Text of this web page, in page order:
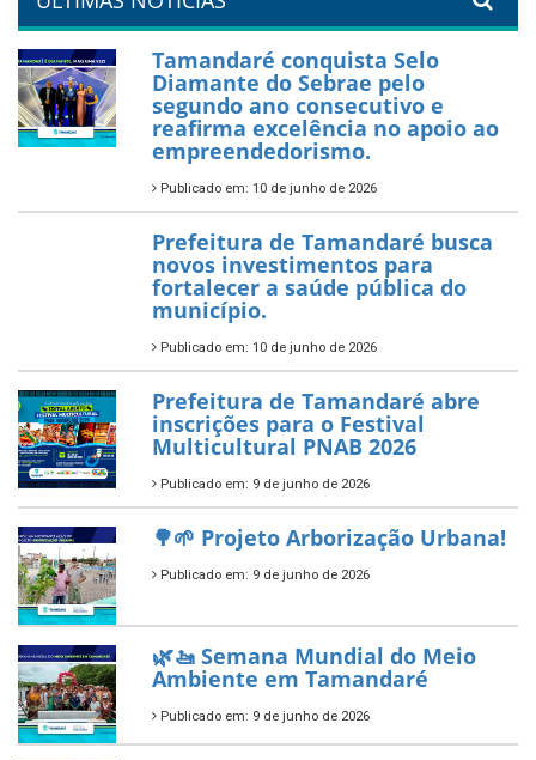
PartiuENEM — Prefeitura
garante transporte gratuito
para os estudantes
7 de novembro de 2025
Política Nacional Aldir Blanc
— Tamandaré tem Plano de
Aplicação de Recursos (PAR)
habilitado
7 de novembro de 2025
ÚLTIMAS NOTÍCIAS
Tamandaré conquista Selo
Diamante do Sebrae pelo
segundo ano consecutivo e
reafirma excelência no apoio ao
empreendedorismo.
Publicado em: 10 de junho de 2026
novos investimentos para
fortalecer a saúde pública do
município.
Publicado em: 10 de junho de 2026